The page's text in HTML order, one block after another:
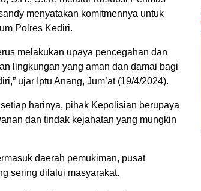
menyatakan komitmennya untuk
Polres Kediri.
melakukan upaya pencegahan dan
lingkungan yang aman dan damai bagi
ujar Iptu Anang, Jum’at (19/4/2024).
harinya, pihak Kepolisian berupaya
dan tindak kejahatan yang mungkin
daerah pemukiman, pusat
sering dilalui masyarakat.